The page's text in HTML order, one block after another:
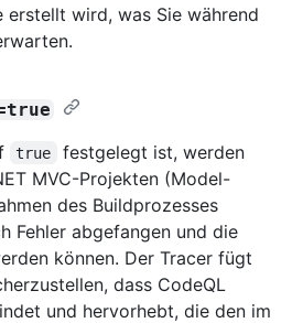
erstellt wird, was Sie während
true
festgelegt ist, werden
MVC-Projekten (Model-
des Buildprozesses
Fehler abgefangen und die
können. Der Tracer fügt
dass CodeQL
und hervorhebt, die den im